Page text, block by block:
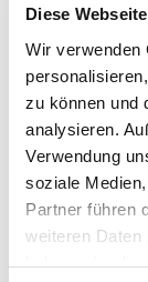
Diese
Wir verwenden
zu können und
analysieren.
Verwendung
soziale
Partner führen
weiteren Daten